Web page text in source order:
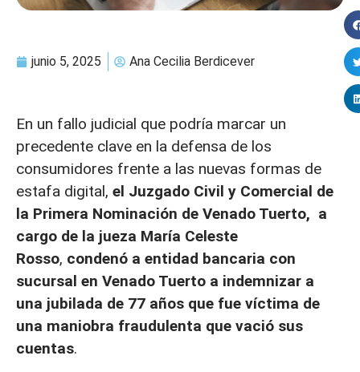
junio 5, 2025 Ana Cecilia Berdicever
En un fallo judicial que podría marcar un
precedente clave en la defensa de los
consumidores frente a las nuevas formas de
estafa digital, el Juzgado Civil y Comercial de
la Primera Nominación de Venado Tuerto, a
cargo de la jueza María Celeste
Rosso, condenó a entidad bancaria con
sucursal en Venado Tuerto a indemnizar a
una jubilada de 77 años que fue víctima de
una maniobra fraudulenta que vació sus
cuentas.